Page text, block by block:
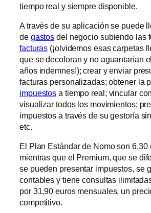
tiempo real y siempre disponible.
A través de su aplicación se puede
de gastos del negocio subiendo las
facturas (¡olvidemos esas carpetas
que se decoloran y no aguantarían
años indemnes!); crear y enviar
facturas personalizadas; obtener la
impuestos a tiempo real; vincular
visualizar todos los movimientos;
impuestos a través de su gestoría
etc.
El Plan Estándar de Nomo son 6,30
mientras que el Premium, que se
se pueden presentar impuestos, se
contables y tiene consultas
por 31,90 euros mensuales, un
competitivo.